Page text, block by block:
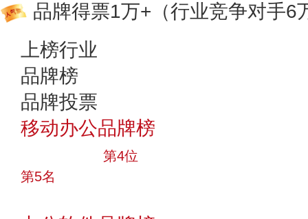
品牌得票1万+ （行业竞争对手6
上榜行业
品牌榜
品牌投票
移动办公品牌榜
第4位
第5名